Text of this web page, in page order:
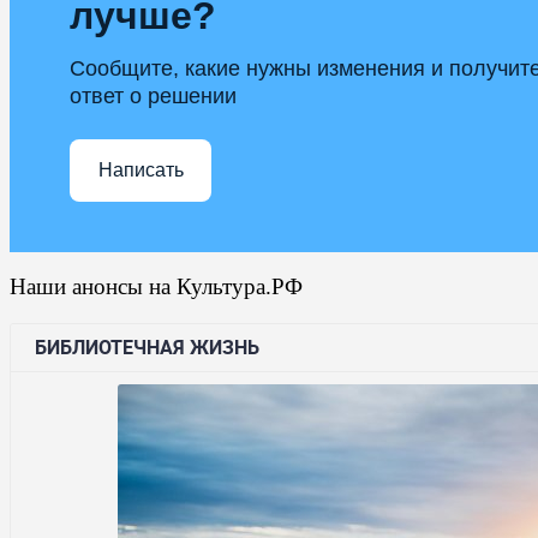
лучше?
Сообщите, какие нужны изменения и
ответ о решении
Написать
Наши анонсы на Культура.РФ